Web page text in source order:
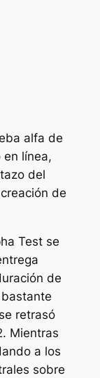
alfa de
línea,
del
de
Test se
de
retrasó
. Mientras
a los
sobre